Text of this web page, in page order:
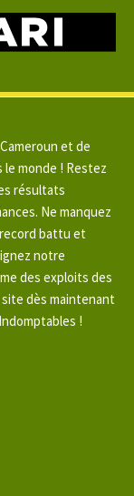
et de
le monde ! Restez
résultats
Ne manquez
battu et
notre
des exploits des
dès maintenant
!